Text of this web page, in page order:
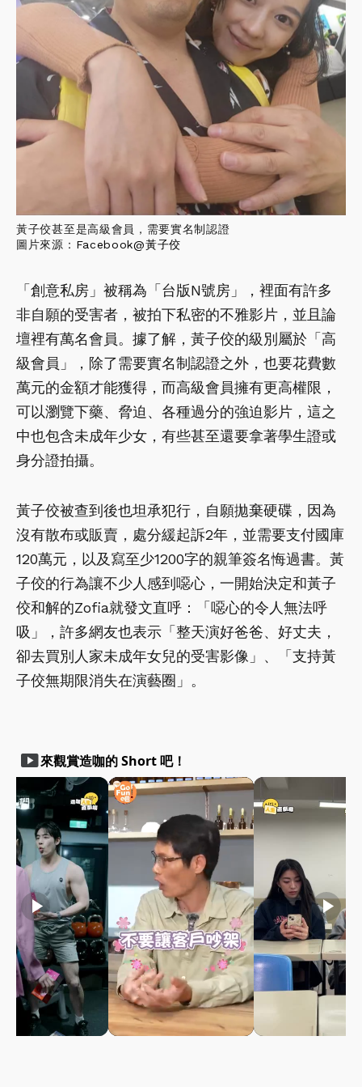
黃子佼甚至是高級會員，需要實名制認證
圖片來源： Facebook@黃子佼
「創意私房」被稱為「台版N號房」，裡面有許多
非自願的受害者，被拍下私密的不雅影片，並且論
壇裡有萬名會員。據了解，黃子佼的級別屬於「高
級會員」，除了需要實名制認證之外，也要花費數
萬元的金額才能獲得，而高級會員擁有更高權限，
可以瀏覽下藥、脅迫、各種過分的強迫影片，這之
中也包含未成年少女，有些甚至還要拿著學生證或
身分證拍攝。
黃子佼被查到後也坦承犯行，自願拋棄硬碟，因為
沒有散布或販賣，處分緩起訴2年，並需要支付國庫
120萬元，以及寫至少1200字的親筆簽名悔過書。黃
子佼的行為讓不少人感到噁心，一開始決定和黃子
佼和解的Zofia就發文直呼：「噁心的令人無法呼
吸」，許多網友也表示「整天演好爸爸、好丈夫，
卻去買別人家未成年女兒的受害影像」、「支持黃
子佼無期限消失在演藝圈」。
smart_display來觀賞造咖的 Short 吧！
play_arrow play_arrow play_arrow